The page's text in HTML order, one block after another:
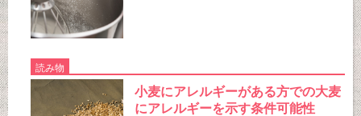
読み物
小麦にアレルギーがある方での大麦
にアレルギーを示す条件可能性